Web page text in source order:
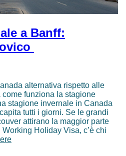
a Banff:
alternativa rispetto alle
funziona la stagione
stagione invernale in Canada
tutti i giorni. Se le grandi
attirano la maggior parte
Holiday Visa, c’è chi
Stagione